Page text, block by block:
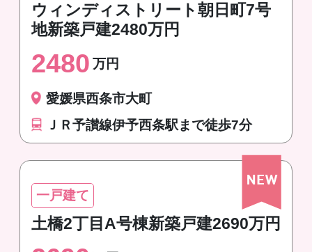
ウィンディストリート朝日町7号
地新築戸建2480万円
2480 万円
愛媛県西条市大町
ＪＲ予讃線伊予西条駅まで徒歩7分
一戸建て
土橋2丁目A号棟新築戸建2690万円